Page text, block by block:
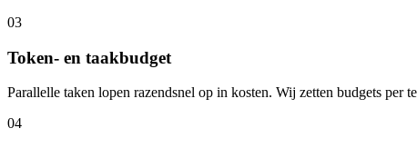
03
Token- en taakbudget
Parallelle taken lopen razendsnel op in kosten. Wij zetten budgets
04